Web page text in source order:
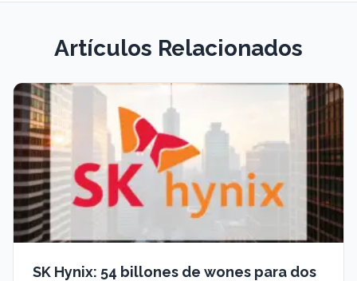
Artículos Relacionados
SK Hynix: 54 billones de wones para dos